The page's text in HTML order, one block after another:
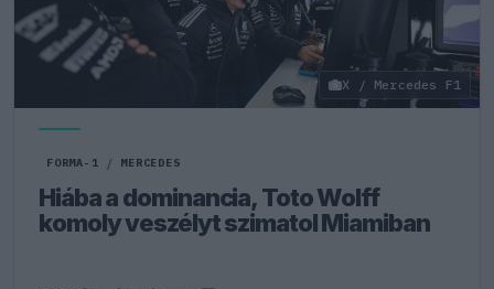
X / Mercedes F1
FORMA-1 / MERCEDES
Hiába a dominancia, Toto Wolff
komoly veszélyt szimatol Miamiban